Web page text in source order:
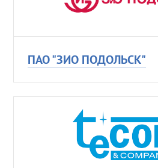
ПАО "ЗИО ПОДОЛЬСК"